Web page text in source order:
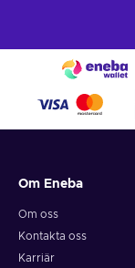
Om Eneba
Om oss
Kontakta oss
Karriär